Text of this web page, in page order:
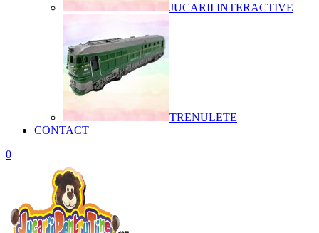
JUCARII INTERACTIVE
TRENULETE
CONTACT
0